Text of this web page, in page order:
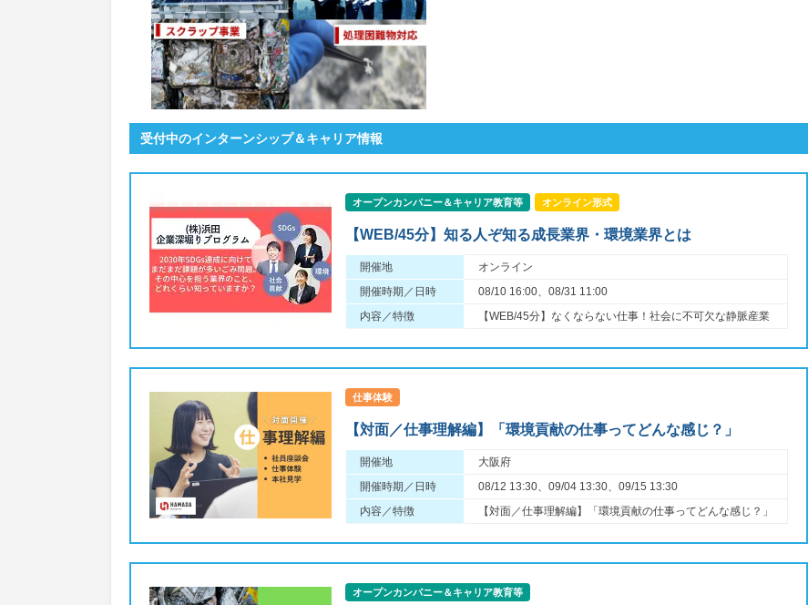
受付中のインターンシップ＆キャリア情報
オープンカンパニー＆キャリア教育等 オンライン形式
【WEB/45分】知る人ぞ知る成長業界・環境業界とは
開催地
オンライン
開催時期／日時
08/10 16:00、08/31 11:00
内容／特徴
【WEB/45分】なくならない仕事！社会に不可欠な静脈産業
仕事体験
【対面／仕事理解編】「環境貢献の仕事ってどんな感じ？」
開催地
大阪府
開催時期／日時
08/12 13:30、09/04 13:30、09/15 13:30
内容／特徴
【対面／仕事理解編】「環境貢献の仕事ってどんな感じ？」
オープンカンパニー＆キャリア教育等